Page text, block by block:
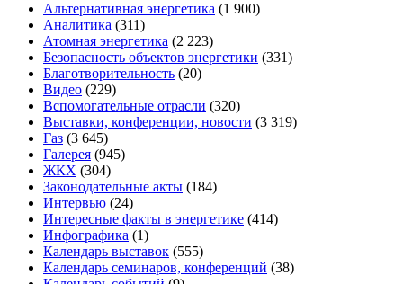
Альтернативная энергетика (1 900)
Аналитика (311)
Атомная энергетика (2 223)
Безопасность объектов энергетики (331)
Благотворительность (20)
Видео (229)
Вспомогательные отрасли (320)
Выставки, конференции, новости (3 319)
Газ (3 645)
Галерея (945)
ЖКХ (304)
Законодательные акты (184)
Интервью (24)
Интересные факты в энергетике (414)
Инфографика (1)
Календарь выставок (555)
Календарь семинаров, конференций (38)